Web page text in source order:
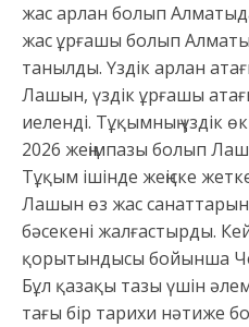
жас арлан болып
жас ұрғашы болып
танылды. Үздік арлан
Лашын, үздік ұрғашы
иеленді. Тұқымның үздік
2026 жеңімпазы болып
Тұқым ішінде жеңіске
Лашын өз жас
бәсекені жалғастырды.
қорытындысы бойынша
Бұл қазақы тазы үшін
тағы бір тарихи нәтиже